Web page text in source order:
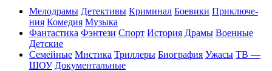
Ме­ло­дра­мы Де­тек­ти­вы Кри­ми­нал Бое­ви­ки При­клю­че­
ния Ко­ме­дия Му­зы­ка
Фан­та­сти­ка Фэн­те­зи Спорт Ис­то­рия Дра­мы Во­ен­ные
Дет­ские
Се­мей­ные Мис­ти­ка Трил­ле­ры Био­гра­фия Ужа­сы ТВ —
ШОУ До­ку­мен­таль­ные